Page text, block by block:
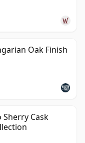
Oak Finish
Sherry Cask